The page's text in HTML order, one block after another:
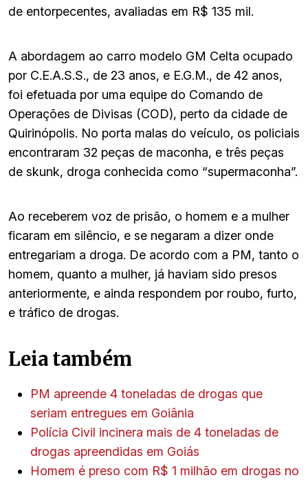
de entorpecentes, avaliadas em R$ 135 mil.
A abordagem ao carro modelo GM Celta ocupado
por C.E.A.S.S., de 23 anos, e E.G.M., de 42 anos,
foi efetuada por uma equipe do Comando de
Operações de Divisas (COD), perto da cidade de
Quirinópolis. No porta malas do veículo, os policiais
encontraram 32 peças de maconha, e três peças
de skunk, droga conhecida como “supermaconha”.
Ao receberem voz de prisão, o homem e a mulher
ficaram em silêncio, e se negaram a dizer onde
entregariam a droga. De acordo com a PM, tanto o
homem, quanto a mulher, já haviam sido presos
anteriormente, e ainda respondem por roubo, furto,
e tráfico de drogas.
Leia também
PM apreende 4 toneladas de drogas que
seriam entregues em Goiânia
Polícia Civil incinera mais de 4 toneladas de
drogas apreendidas em Goiás
Homem é preso com R$ 1 milhão em drogas no